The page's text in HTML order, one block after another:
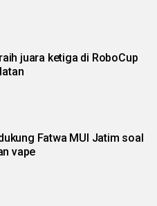
juara ketiga di RoboCup
Fatwa MUI Jatim soal
vape